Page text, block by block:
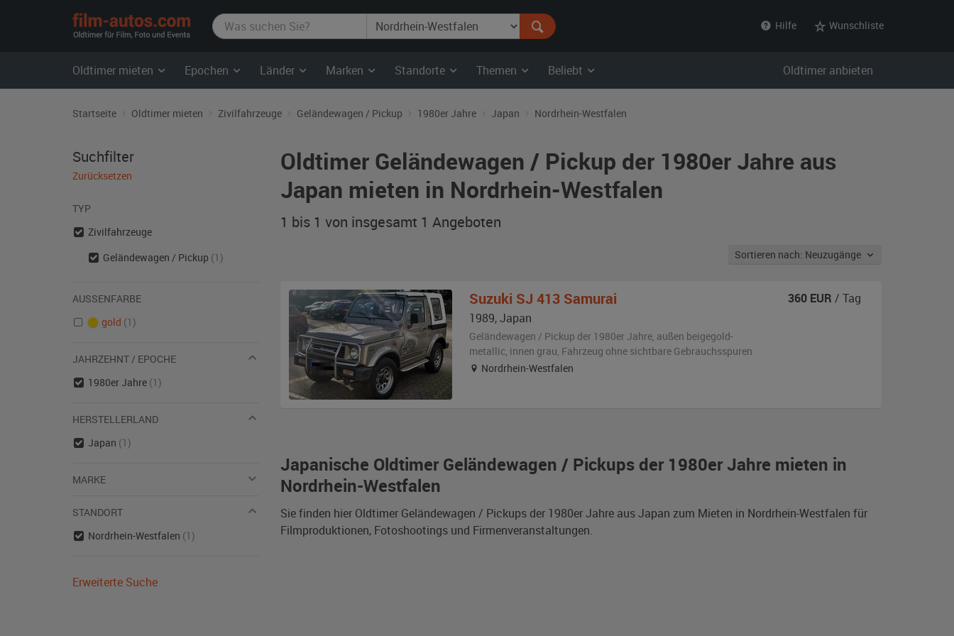
film-
autos.com
Hilfe Wunschliste
Oldtimer mieten Epochen Länder Marken Standorte Themen Beliebt Oldtimer anbieten
Startseite Oldtimer mieten Zivilfahrzeuge Geländewagen / Pickup 1980er Jahre Japan Nordrhein-Westfalen
Oldtimer Geländewagen / Pickup der 1980er Jahre aus
Japan mieten in Nordrhein-Westfalen
1 bis 1 von insgesamt 1 Angeboten
Sortieren nach: Neuzugänge
Japanische Oldtimer Geländewagen / Pickups der 1980er Jahre mieten in
Nordrhein-Westfalen
Sie finden hier Oldtimer Geländewagen / Pickups der 1980er Jahre aus Japan zum Mieten in Nordrhein-Westfalen für
Filmproduktionen, Fotoshootings und Firmenveranstaltungen.
Suzuki SJ 413 Samurai
1989,Japan
Geländewagen / Pickup der 1980er Jahre, außen beigegold-
metallic, innen grau, Fahrzeug ohne sichtbare Gebrauchsspuren
Nordrhein-Westfalen
360 EUR / Tag
Suchfilter
Zurücksetzen
TYP
Zivilfahrzeuge
Geländewagen / Pickup (1)
AUSSENFARBE
gold (1)
JAHRZEHNT / EPOCHE
1980er Jahre (1)
HERSTELLERLAND
Japan (1)
MARKE
STANDORT
Nordrhein-Westfalen (1)
Erweiterte Suche